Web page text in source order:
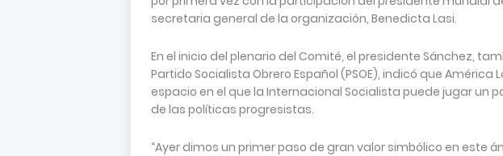
secretaria general de la organización, Benedicta Lasi.
En el inicio del plenario del Comité, el presidente Sánchez,
Partido Socialista Obrero Español (PSOE), indicó que América
espacio en el que la Internacional Socialista puede jugar un
de las políticas progresistas.
“Ayer dimos un primer paso de gran valor simbólico en este